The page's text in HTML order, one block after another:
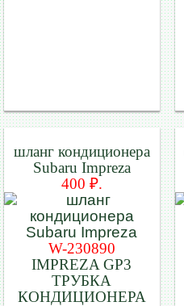
шланг кондиционера
Subaru Impreza
400 ₽.
W-230890
IMPREZA GP3
ТРУБКА
КОНДИЦИОНЕРА